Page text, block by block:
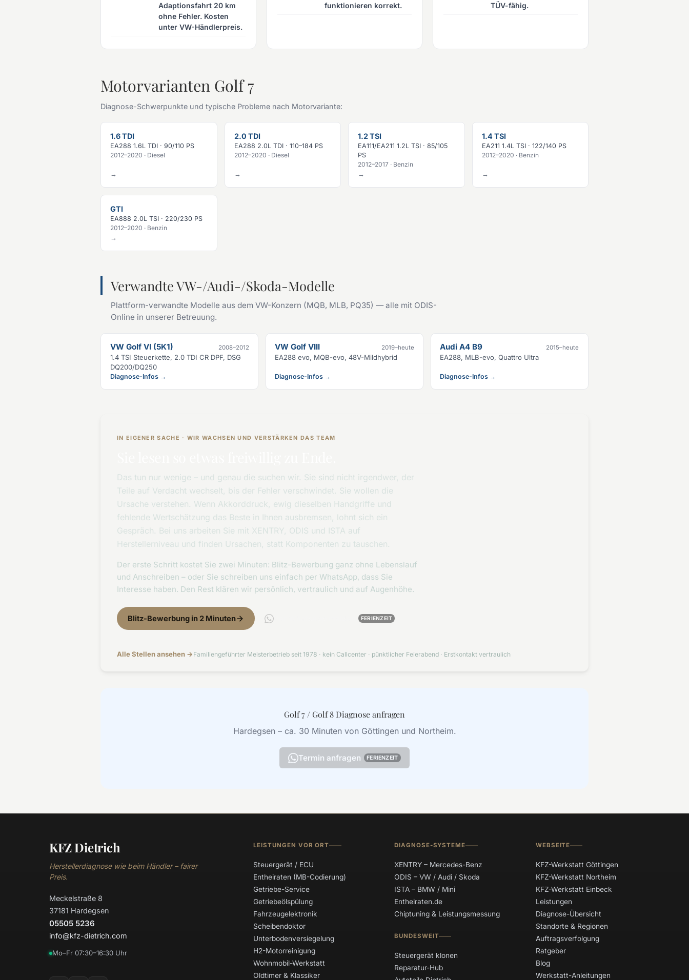
Adaptionsfahrt 20 km
ohne Fehler. Kosten
unter VW-Händlerpreis.
funktionieren korrekt.
TÜV-fähig.
Motorvarianten Golf 7
Diagnose-Schwerpunkte und typische Probleme nach Motorvariante:
1.6 TDI
EA288 1.6L TDI · 90/110 PS
2012–2020 · Diesel
→
2.0 TDI
EA288 2.0L TDI · 110–184 PS
2012–2020 · Diesel
→
1.2 TSI
EA111/EA211 1.2L TSI · 85/105
PS
2012–2017 · Benzin
→
1.4 TSI
EA211 1.4L TSI · 122/140 PS
2012–2020 · Benzin
→
GTI
EA888 2.0L TSI · 220/230 PS
2012–2020 · Benzin
→
Verwandte VW-/Audi-/Skoda-Modelle
Plattform-verwandte Modelle aus dem VW-Konzern (MQB, MLB, PQ35) — alle mit ODIS-
Online in unserer Betreuung.
VW Golf VI (5K1) 2008–2012
1.4 TSI Steuerkette, 2.0 TDI CR DPF, DSG
DQ200/DQ250
Diagnose-Infos →
VW Golf VIII 2019–heute
EA288 evo, MQB-evo, 48V-Mildhybrid
Diagnose-Infos →
Audi A4 B9 2015–heute
EA288, MLB-evo, Quattro Ultra
Diagnose-Infos →
IN EIGENER SACHE · WIR WACHSEN UND VERSTÄRKEN DAS TEAM
Das tun nur wenige – und genau die suchen wir. Sie sind nicht irgendwer, der
Teile auf Verdacht wechselt, bis der Fehler verschwindet. Sie wollen die
Ursache verstehen. Wenn Akkorddruck, ewig dieselben Handgriffe und
fehlende Wertschätzung das Beste in Ihnen ausbremsen, lohnt sich ein
Gespräch. Bei uns arbeiten Sie mit XENTRY, ODIS und ISTA auf
Herstellerniveau und finden Ursachen, statt Komponenten zu tauschen.
Der erste Schritt kostet Sie zwei Minuten: Blitz-Bewerbung ganz ohne Lebenslauf
und Anschreiben – oder Sie schreiben uns einfach per WhatsApp, dass Sie
Interesse haben. Den Rest klären wir persönlich, vertraulich und auf Augenhöhe.
Blitz-Bewerbung in 2 Minuten Per WhatsApp melden FERIENZEIT
Alle Stellen ansehen → Familiengeführter Meisterbetrieb seit 1978 · kein Callcenter · pünktlicher Feierabend · Erstkontakt vertraulich
Golf 7 / Golf 8 Diagnose anfragen
Hardegsen – ca. 30 Minuten von Göttingen und Northeim.
Termin anfragen FERIENZEIT
KFZ Dietrich
Herstellerdiagnose wie beim Händler – fairer
Preis.
Meckelstraße 8
37181 Hardegsen
05505 5236
info@kfz-dietrich.com
Mo–Fr 07:30–16:30 Uhr
LEISTUNGEN VOR ORT
Steuergerät / ECU
Entheiraten (MB-Codierung)
Getriebe-Service
Getriebeölspülung
Fahrzeugelektronik
Scheibendoktor
Unterbodenversiegelung
H2-Motorreinigung
Wohnmobil-Werkstatt
Oldtimer & Klassiker
DIAGNOSE-SYSTEME
XENTRY – Mercedes-Benz
ODIS – VW / Audi / Skoda
ISTA – BMW / Mini
Entheiraten.de
Chiptuning & Leistungsmessung
BUNDESWEIT
Steuergerät klonen
Reparatur-Hub
WEBSEITE
KFZ-Werkstatt Göttingen
KFZ-Werkstatt Northeim
KFZ-Werkstatt Einbeck
Leistungen
Diagnose-Übersicht
Standorte & Regionen
Auftragsverfolgung
Ratgeber
Blog
Werkstatt-Anleitungen